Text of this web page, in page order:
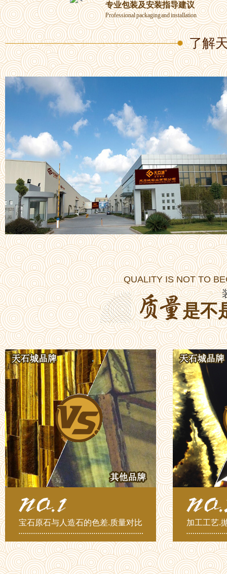
专业包装及安装指导建议
Professional packaging and installation
了解
QUALITY IS NOT TO
是不
宝石原石与人造石的色差.质量对比 加工工艺.